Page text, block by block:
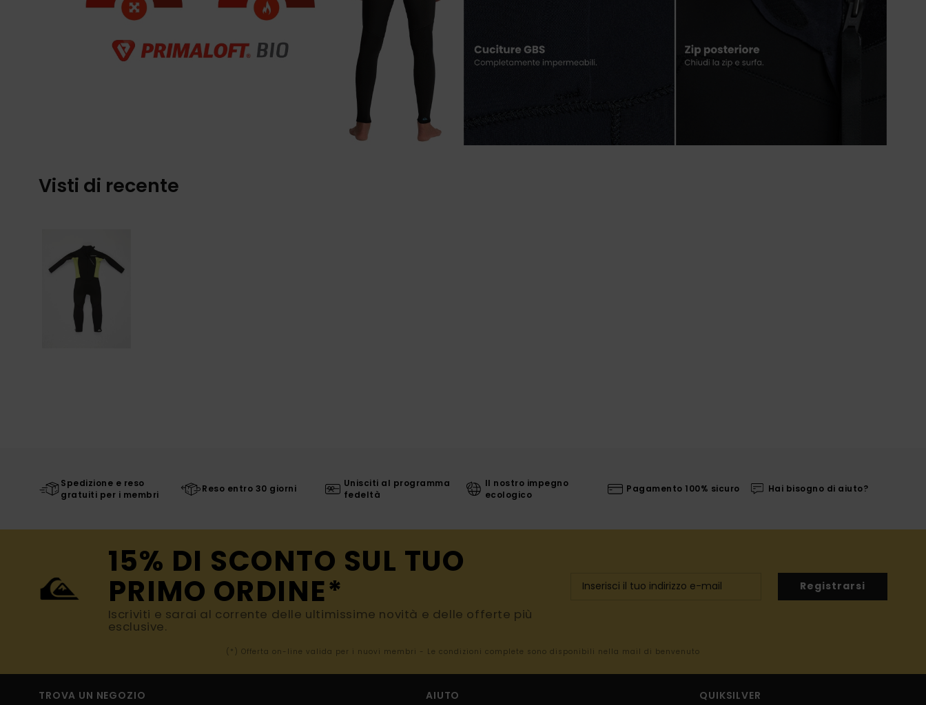
Visti di recente
Spedizione e reso
gratuiti per i membri
Reso entro 30 giorni
Unisciti al programma
fedeltà
Il nostro impegno
ecologico
Pagamento 100% sicuro Hai bisogno di aiuto?
15% DI SCONTO SUL TUO
PRIMO ORDINE*
Iscriviti e sarai al corrente delle ultimissime novità e delle offerte più
esclusive.
Registrarsi
(*) Offerta on-line valida per i nuovi membri - Le condizioni complete sono disponibili nella mail di benvenuto
TROVA UN NEGOZIO AIUTO QUIKSILVER